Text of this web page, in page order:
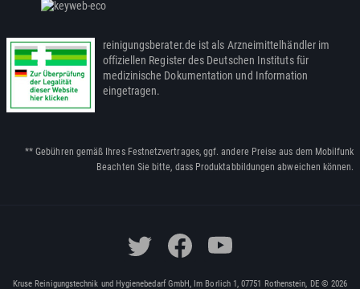
reinigungsberater.de ist als Arzneimittelhändler im
offiziellen Register des Deutschen Instituts für
medizinische Dokumentation und Information
eingetragen.
** Gebühren gemäß Ihres Festnetzvertrages, ggf. andere Preise aus dem Mobilfunk
Beachten Sie bitte, dass Produktabbildungen abweichen können.
Kruse Reinigungstechnik und Hygienebedarf GmbH, Im Borlich 1, 07751 Rothenstein, DE © 2026